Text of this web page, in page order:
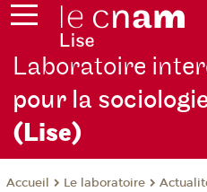
Laboratoire
pour la
(Lise)
Accueil Le laboratoire